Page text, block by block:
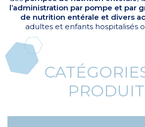
l’administration par pompe et par
de nutrition entérale et divers
adultes et enfants hospitalisés